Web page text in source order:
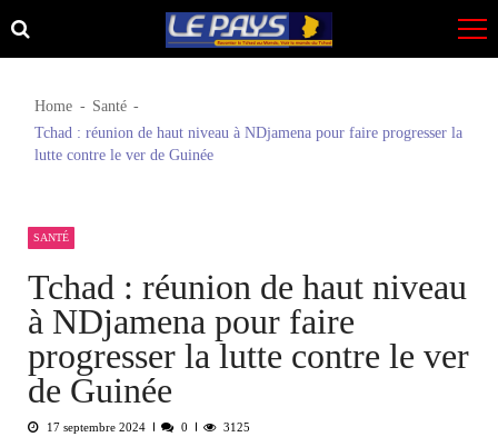
Skip
to
Skip
to
Home
Santé
Tchad : réunion de haut niveau à NDjamena pour faire progresser la
lutte contre le ver de Guinée
SANTÉ
Tchad : réunion de haut niveau
à NDjamena pour faire
progresser la lutte contre le ver
de Guinée
17 septembre 2024 0 3125